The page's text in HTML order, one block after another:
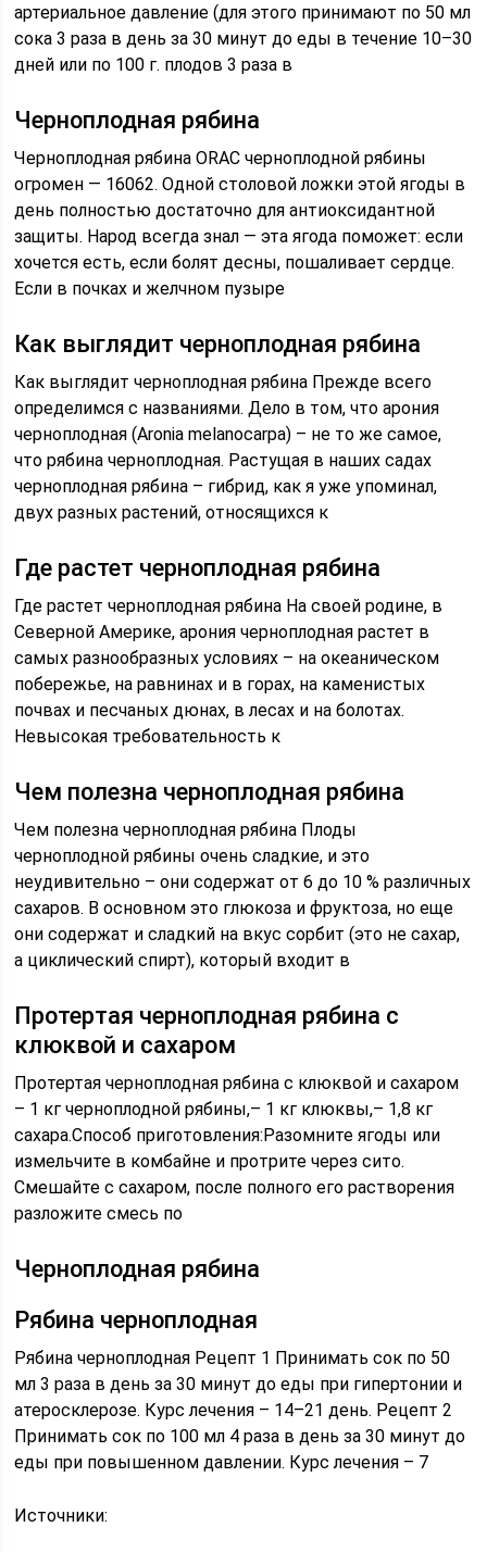
артериальное давление (для этого принимают по 50 мл
сока 3 раза в день за 30 минут до еды в течение 10–30
дней или по 100 г. плодов 3 раза в
Черноплодная рябина
Черноплодная рябина ORAC черноплодной рябины
огромен — 16062. Одной столовой ложки этой ягоды в
день полностью достаточно для антиоксидантной
защиты. Народ всегда знал — эта ягода поможет: если
хочется есть, если болят десны, пошаливает сердце.
Если в почках и желчном пузыре
Как выглядит черноплодная рябина
Как выглядит черноплодная рябина Прежде всего
определимся с названиями. Дело в том, что арония
черноплодная (Arоnia melanocаrpa) – не то же самое,
что рябина черноплодная. Растущая в наших садах
черноплодная рябина – гибрид, как я уже упоминал,
двух разных растений, относящихся к
Где растет черноплодная рябина
Где растет черноплодная рябина На своей родине, в
Северной Америке, арония черноплодная растет в
самых разнообразных условиях – на океаническом
побережье, на равнинах и в горах, на каменистых
почвах и песчаных дюнах, в лесах и на болотах.
Невысокая требовательность к
Чем полезна черноплодная рябина
Чем полезна черноплодная рябина Плоды
черноплодной рябины очень сладкие, и это
неудивительно – они содержат от 6 до 10 % различных
сахаров. В основном это глюкоза и фруктоза, но еще
они содержат и сладкий на вкус сорбит (это не сахар,
а циклический спирт), который входит в
Протертая черноплодная рябина с
клюквой и сахаром
Протертая черноплодная рябина с клюквой и сахаром
– 1 кг черноплодной рябины,– 1 кг клюквы,– 1,8 кг
сахара.Способ приготовления:Разомните ягоды или
измельчите в комбайне и протрите через сито.
Смешайте с сахаром, после полного его растворения
разложите смесь по
Черноплодная рябина
Рябина черноплодная
Рябина черноплодная Рецепт 1 Принимать сок по 50
мл 3 раза в день за 30 минут до еды при гипертонии и
атеросклерозе. Курс лечения – 14–21 день. Рецепт 2
Принимать сок по 100 мл 4 раза в день за 30 минут до
еды при повышенном давлении. Курс лечения – 7
Источники: